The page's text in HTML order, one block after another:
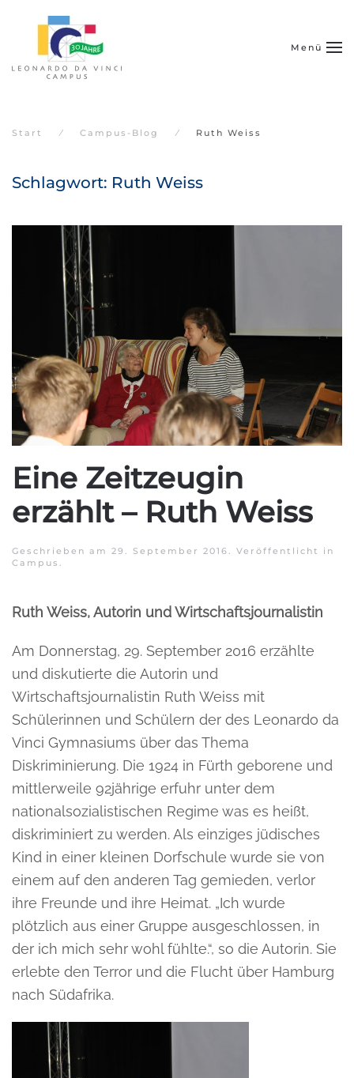
Zum Hauptinhalt springen
Menü
Start Campus-Blog Ruth Weiss
Schlagwort: Ruth Weiss
Eine Zeitzeugin
erzählt – Ruth Weiss
Geschrieben am 29. September 2016
. Veröffentlicht in
Campus
Ruth Weiss, Autorin und Wirtschaftsjournalistin
Am Donnerstag, 29. September 2016 erzählte
und diskutierte die Autorin und
Wirtschaftsjournalistin Ruth Weiss mit
Schülerinnen und Schülern der des Leonardo da
Vinci Gymnasiums über das Thema
Diskriminierung. Die 1924 in Fürth geborene und
mittlerweile 92jährige erfuhr unter dem
nationalsozialistischen Regime was es heißt,
diskriminiert zu werden. Als einziges jüdisches
Kind in einer kleinen Dorfschule wurde sie von
einem auf den anderen Tag gemieden, verlor
ihre Freunde und ihre Heimat. „Ich wurde
plötzlich aus einer Gruppe ausgeschlossen, in
der ich mich sehr wohl fühlte.“, so die Autorin. Sie
erlebte den Terror und die Flucht über Hamburg
nach Südafrika.